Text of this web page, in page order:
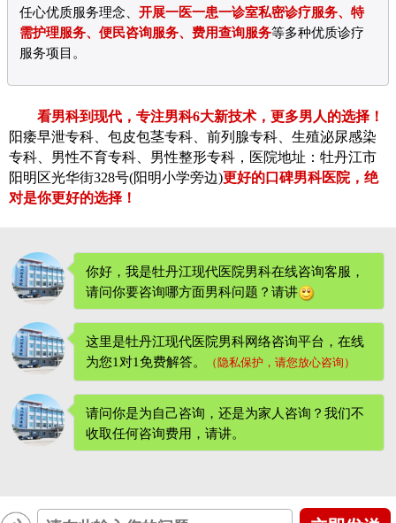
任心优质服务理念、开展一医一患一诊室私密诊疗服务、特
需护理服务、便民咨询服务、费用查询服务等多种优质诊疗
服务项目。
看男科到现代，专注男科6大新技术，更多男人的选择！
阳痿早泄专科、包皮包茎专科、前列腺专科、生殖泌尿感染
专科、男性不育专科、男性整形专科，医院地址：牡丹江市
阳明区光华街328号(阳明小学旁边)更好的口碑男科医院，绝
对是你更好的选择！
你好，我是牡丹江现代医院男科在线咨询客服，
请问你要咨询哪方面男科问题？请讲
这里是牡丹江现代医院男科网络咨询平台，在线
为您1对1免费解答。
（隐私保护，请您放心咨询）
请问你是为自己咨询，还是为家人咨询？我们不
收取任何咨询费用 ，请讲。